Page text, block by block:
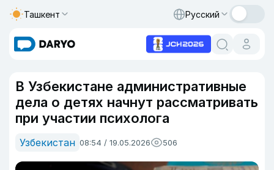
Ташкент Русский
В Узбекистане административные
дела о детях начнут рассматривать
при участии психолога
Узбекистан 08:54 / 19.05.2026 506